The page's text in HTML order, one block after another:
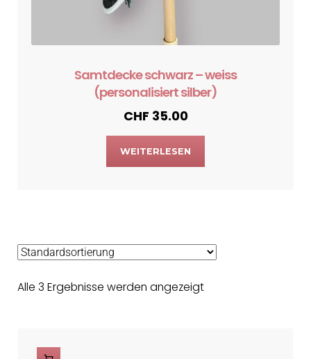
Samtdecke schwarz – weiss
(personalisiert silber)
CHF 35.00
WEITERLESEN
Alle 3 Ergebnisse werden angezeigt